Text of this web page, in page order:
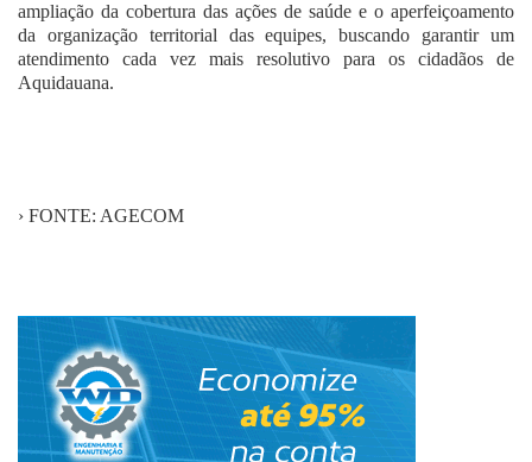
ampliação da cobertura das ações de saúde e o aperfeiçoamento
da organização territorial das equipes, buscando garantir um
atendimento cada vez mais resolutivo para os cidadãos de
Aquidauana.
› FONTE: AGECOM